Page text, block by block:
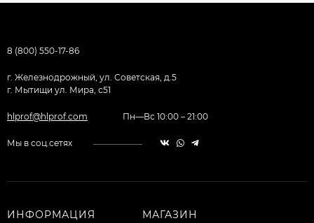
8 (800) 550-17-86
г. Железнодрожный, ул. Советская, д.5
г. Мытищи ул. Мира, с51
hlprof@hlprof.com Пн—Вс 10:00 – 21:00
Мы в соц.сетях
ИНФОРМАЦИЯ МАГАЗИН